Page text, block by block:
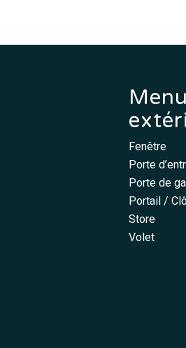
Fenêtre
Porte
Porte de
Portail /
Store
Volet